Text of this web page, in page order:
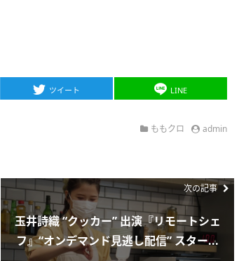
ツイート LINE
ももクロ admin
次の記事
玉井詩織 “クッカー” 出演『リモートシェ
フ』“オンデマンド見逃し配信” スター...